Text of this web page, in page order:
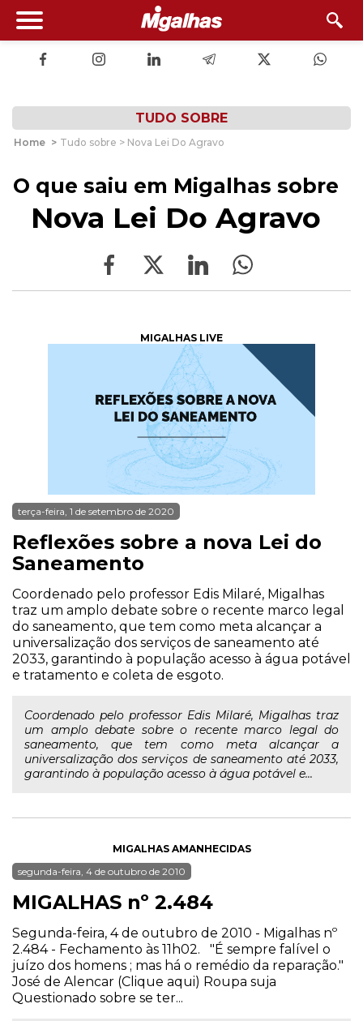
TUDO SOBRE
Home > Tudo sobre > Nova Lei Do Agravo
O que saiu em Migalhas sobre
Nova Lei Do Agravo
MIGALHAS LIVE
terça-feira, 1 de setembro de 2020
Reflexões sobre a nova Lei do
Saneamento
Coordenado pelo professor Edis Milaré, Migalhas
traz um amplo debate sobre o recente marco legal
do saneamento, que tem como meta alcançar a
universalização dos serviços de saneamento até
2033, garantindo à população acesso à água potável
e tratamento e coleta de esgoto.
Coordenado pelo professor Edis Milaré, Migalhas traz
um amplo debate sobre o recente marco legal do
saneamento, que tem como meta alcançar a
universalização dos serviços de saneamento até 2033,
garantindo à população acesso à água potável e...
MIGALHAS AMANHECIDAS
segunda-feira, 4 de outubro de 2010
MIGALHAS nº 2.484
Segunda-feira, 4 de outubro de 2010 - Migalhas nº
2.484 - Fechamento às 11h02. "É sempre falível o
juízo dos homens ; mas há o remédio da reparação."
José de Alencar (Clique aqui) Roupa suja
Questionado sobre se ter...